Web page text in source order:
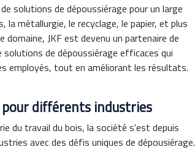
solutions de dépoussiérage pour un large
métallurgie, le recyclage, le papier, et plus
domaine, JKF est devenu un partenaire de
solutions de dépoussiérage efficaces qui
employés, tout en améliorant les résultats.
différents industries
du travail du bois, la société s'est depuis
avec des défis uniques de dépousiérage.